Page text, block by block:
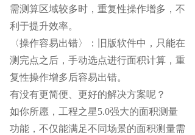
需测算区域较多时，重复性操作增多，不
利于提升效率。
〈操作容易出错〉：旧版软件中，只能在
测完点之后，手动选点进行面积计算，重
复性操作增多后容易出错。
有没有更简便、更好的解决方案呢？
如你所愿，工程之星5.0强大的面积测量
功能，不仅能满足不同场景的面积测量需